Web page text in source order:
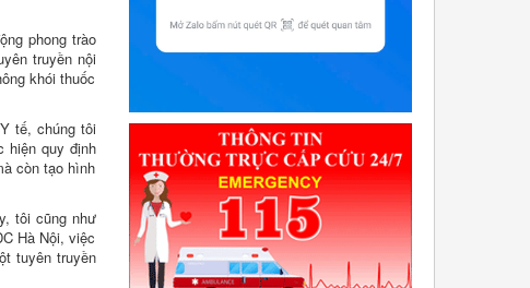
phong trào
truyền nội
khói thuốc
tế, chúng tôi
hiện quy định
còn tạo hình
tôi cũng như
Hà Nội, việc
tuyên truyền